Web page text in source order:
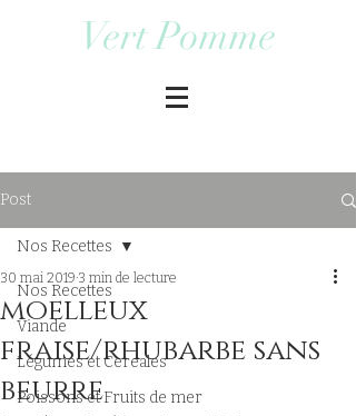
Vert Pomme
Post
Nos Recettes
Viande
Légumes et Cereales
Poissons et Fruits de mer
Nos Recettes
moelleux
fraise/rhubarbe sans
beurre
30 mai 2019 3 min de lecture